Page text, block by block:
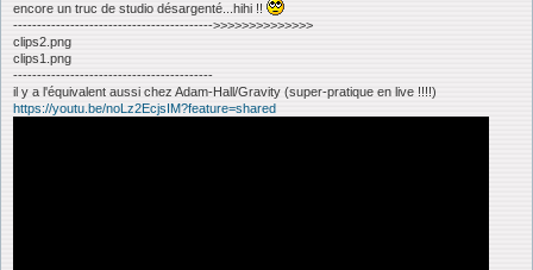
encore un truc de studio désargenté...hihi !!
------------------------------------------>>>>>>>>>>>>>>
clips2.png
clips1.png
------------------------------------------
il y a l'équivalent aussi chez Adam-Hall/Gravity (super-pratique en live !!!!)
https://youtu.be/noLz2EcjsIM?feature=shared